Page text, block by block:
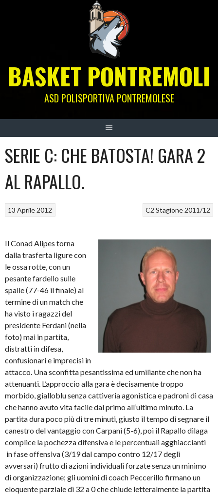
BASKET PONTREMOLI
ASD POLISPORTIVA PONTREMOLESE
SERIE C: CHE BATOSTA! GARA 2
AL RAPALLO.
C2 Stagione 2011/12
13 Aprile 2012
Il Conad Alipes torna
dalla trasferta ligure con
le ossa rotte, con un
pesante fardello sulle
spalle (77-46 il finale) al
termine di un match che
ha visto i ragazzi del
presidente Ferdani (nella
foto) mai in partita,
distratti in difesa,
confusionari e imprecisi in
attacco. Una sconfitta pesantissima ed umiliante che non ha
attenuanti. L’approccio alla gara è decisamente troppo
morbido, gialloblu senza cattiveria agonistica e padroni di casa
che hanno avuto vita facile dal primo all’ultimo minuto. La
partita dura poco più di tre minuti, giusto il tempo di segnare il
canestro del vantaggio con Carpani (5-6), poi il Rapallo dilaga
complice la pochezza difensiva e le percentuali agghiaccianti
in fase offensiva (3/19 dal campo contro 12/17 degli
avversari) frutto di azioni individuali forzate senza un minimo
di organizzazione; gli uomini di coach Peccerillo firmano un
eloquente parziale di 32 a 0 che chiude letteralmente la partita